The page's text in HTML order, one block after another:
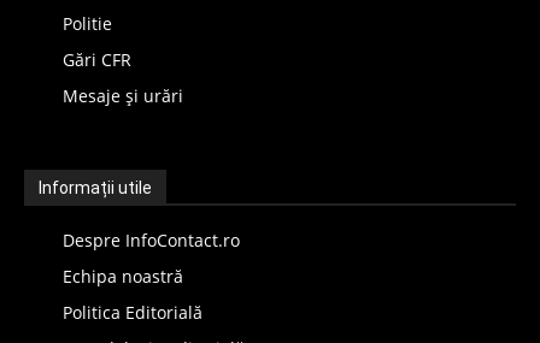
Politie
Gări CFR
Mesaje și urări
Informații utile
Despre InfoContact.ro
Echipa noastră
Politica Editorială